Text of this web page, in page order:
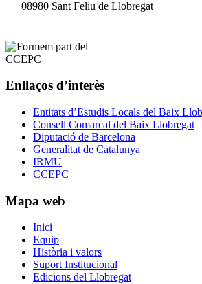
08980 Sant Feliu de Llobregat
Enllaços d’interès
Entitats d’Estudis Locals del Baix
Consell Comarcal del Baix Llobregat
Diputació de Barcelona
Generalitat de Catalunya
IRMU
CCEPC
Mapa web
Inici
Equip
Història i valors
Suport Institucional
Edicions del Llobregat